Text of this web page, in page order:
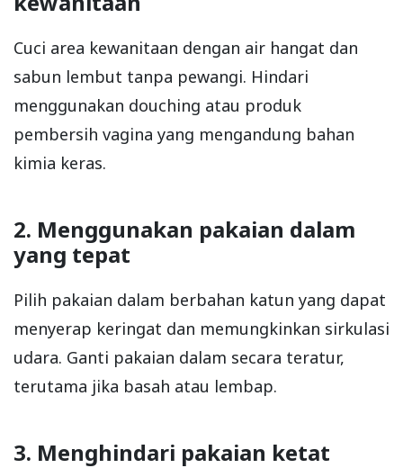
Cuci area kewanitaan dengan air hangat dan
sabun lembut tanpa pewangi. Hindari
menggunakan douching atau produk
pembersih vagina yang mengandung bahan
kimia keras.
2. Menggunakan pakaian dalam
yang tepat
Pilih pakaian dalam berbahan katun yang dapat
menyerap keringat dan memungkinkan sirkulasi
udara. Ganti pakaian dalam secara teratur,
terutama jika basah atau lembap.
3. Menghindari pakaian ketat